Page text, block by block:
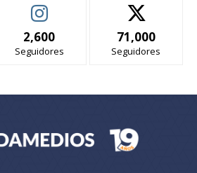
2,600
Seguidores
71,000
Seguidores